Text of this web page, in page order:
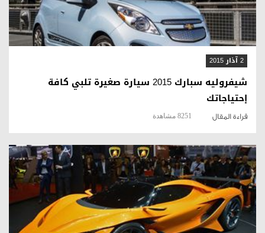
2 آذار 2015
شيفروليه سبارك 2015 سيارة صغيرة تلبي كافة
إحتياجاتك
قراءة المقال 8251 مشاهدة
قراءة المقال